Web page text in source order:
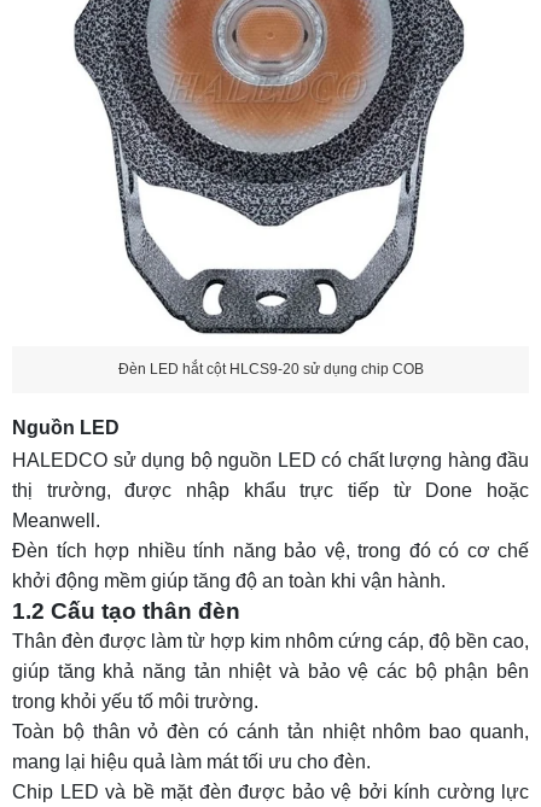
Đèn LED hắt cột HLCS9-20 sử dụng chip COB
Nguồn LED
HALEDCO sử dụng bộ nguồn LED có chất lượng hàng đầu
thị trường, được nhập khẩu trực tiếp từ Done hoặc
Meanwell.
Đèn tích hợp nhiều tính năng bảo vệ, trong đó có cơ chế
khởi động mềm giúp tăng độ an toàn khi vận hành.
1.2 Cấu tạo thân đèn
Thân đèn được làm từ hợp kim nhôm cứng cáp, độ bền cao,
giúp tăng khả năng tản nhiệt và bảo vệ các bộ phận bên
trong khỏi yếu tố môi trường.
Toàn bộ thân vỏ đèn có cánh tản nhiệt nhôm bao quanh,
mang lại hiệu quả làm mát tối ưu cho đèn.
Chip LED và bề mặt đèn được bảo vệ bởi kính cường lực